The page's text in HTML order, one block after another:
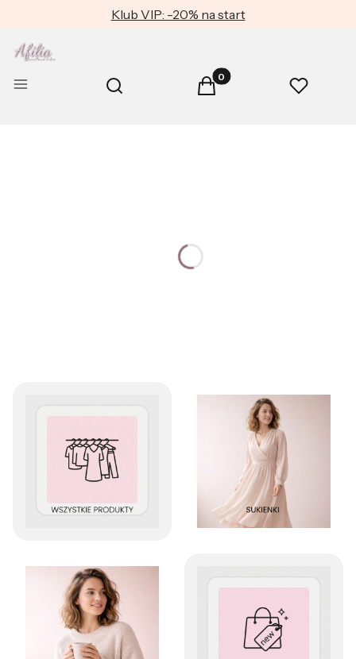
Klub VIP: -20% na start
Menu Otwórz wyszukiwarkę
Szukaj Produkty w koszyku: 0.
Koszyk Ulubione